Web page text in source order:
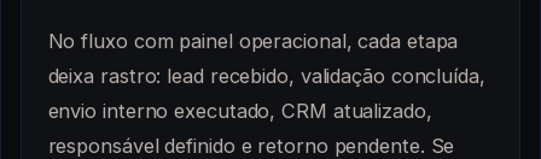
No fluxo com painel operacional, cada etapa
deixa rastro: lead recebido, validação concluída,
envio interno executado, CRM atualizado,
responsável definido e retorno pendente. Se